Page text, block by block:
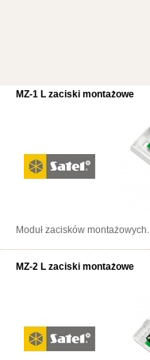
MZ-1 L zaciski montażowe
Moduł zacisków montażowych.
MZ-2 L zaciski montażowe